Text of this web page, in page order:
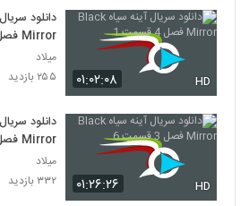
۰۱:۰۲:۰۸ HD
Mirror فصل 4 قسمت 1
میلاد
۲۵۵ بازدید
۰۱:۲۶:۲۶ HD
Mirror فصل 3 قسمت 6
میلاد
۳۳۲ بازدید